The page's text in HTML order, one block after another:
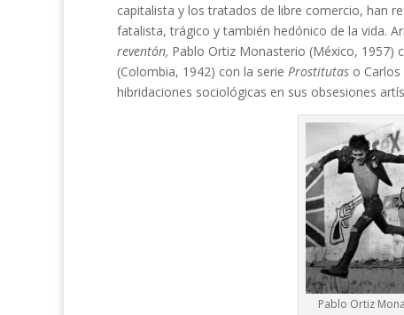
capitalista y los tratados de libre comercio, han
fatalista, trágico y también hedónico de la vida.
reventón, Pablo Ortiz Monasterio (México, 1957)
(Colombia, 1942) con la serie Prostitutas o
hibridaciones sociológicas en sus obsesiones
Pablo Ortiz